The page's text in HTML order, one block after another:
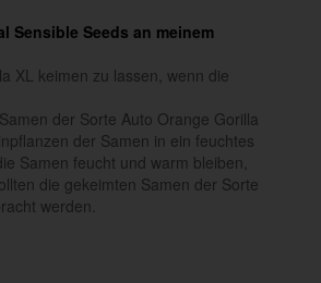
Sensible Seeds an meinem
XL keimen zu lassen, wenn die
der Sorte Auto Orange Gorilla
der Samen in ein feuchtes
Samen feucht und warm bleiben,
die gekeimten Samen der Sorte
werden.